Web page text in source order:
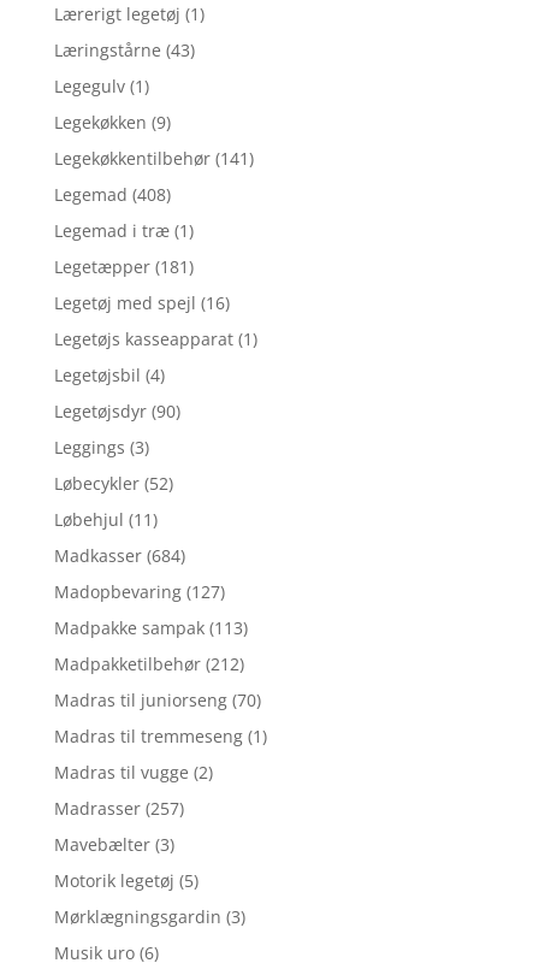
Lærerigt legetøj (1)
Læringstårne (43)
Legegulv (1)
Legekøkken (9)
Legekøkkentilbehør (141)
Legemad (408)
Legemad i træ (1)
Legetæpper (181)
Legetøj med spejl (16)
Legetøjs kasseapparat (1)
Legetøjsbil (4)
Legetøjsdyr (90)
Leggings (3)
Løbecykler (52)
Løbehjul (11)
Madkasser (684)
Madopbevaring (127)
Madpakke sampak (113)
Madpakketilbehør (212)
Madras til juniorseng (70)
Madras til tremmeseng (1)
Madras til vugge (2)
Madrasser (257)
Mavebælter (3)
Motorik legetøj (5)
Mørklægningsgardin (3)
Musik uro (6)